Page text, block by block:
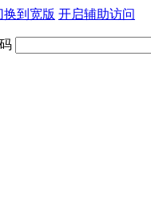
换到宽版 开启辅助访问